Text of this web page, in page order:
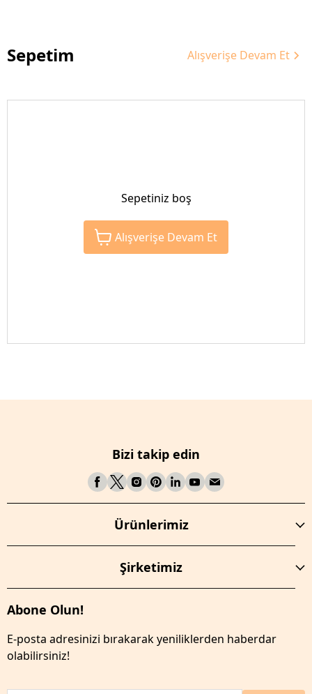
Sepetim Alışverişe Devam Et
Sepetiniz boş
Alışverişe Devam Et
Bizi takip edin
Ürünlerimiz
Şirketimiz
Abone Olun!
E-posta adresinizi bırakarak yeniliklerden haberdar
olabilirsiniz!